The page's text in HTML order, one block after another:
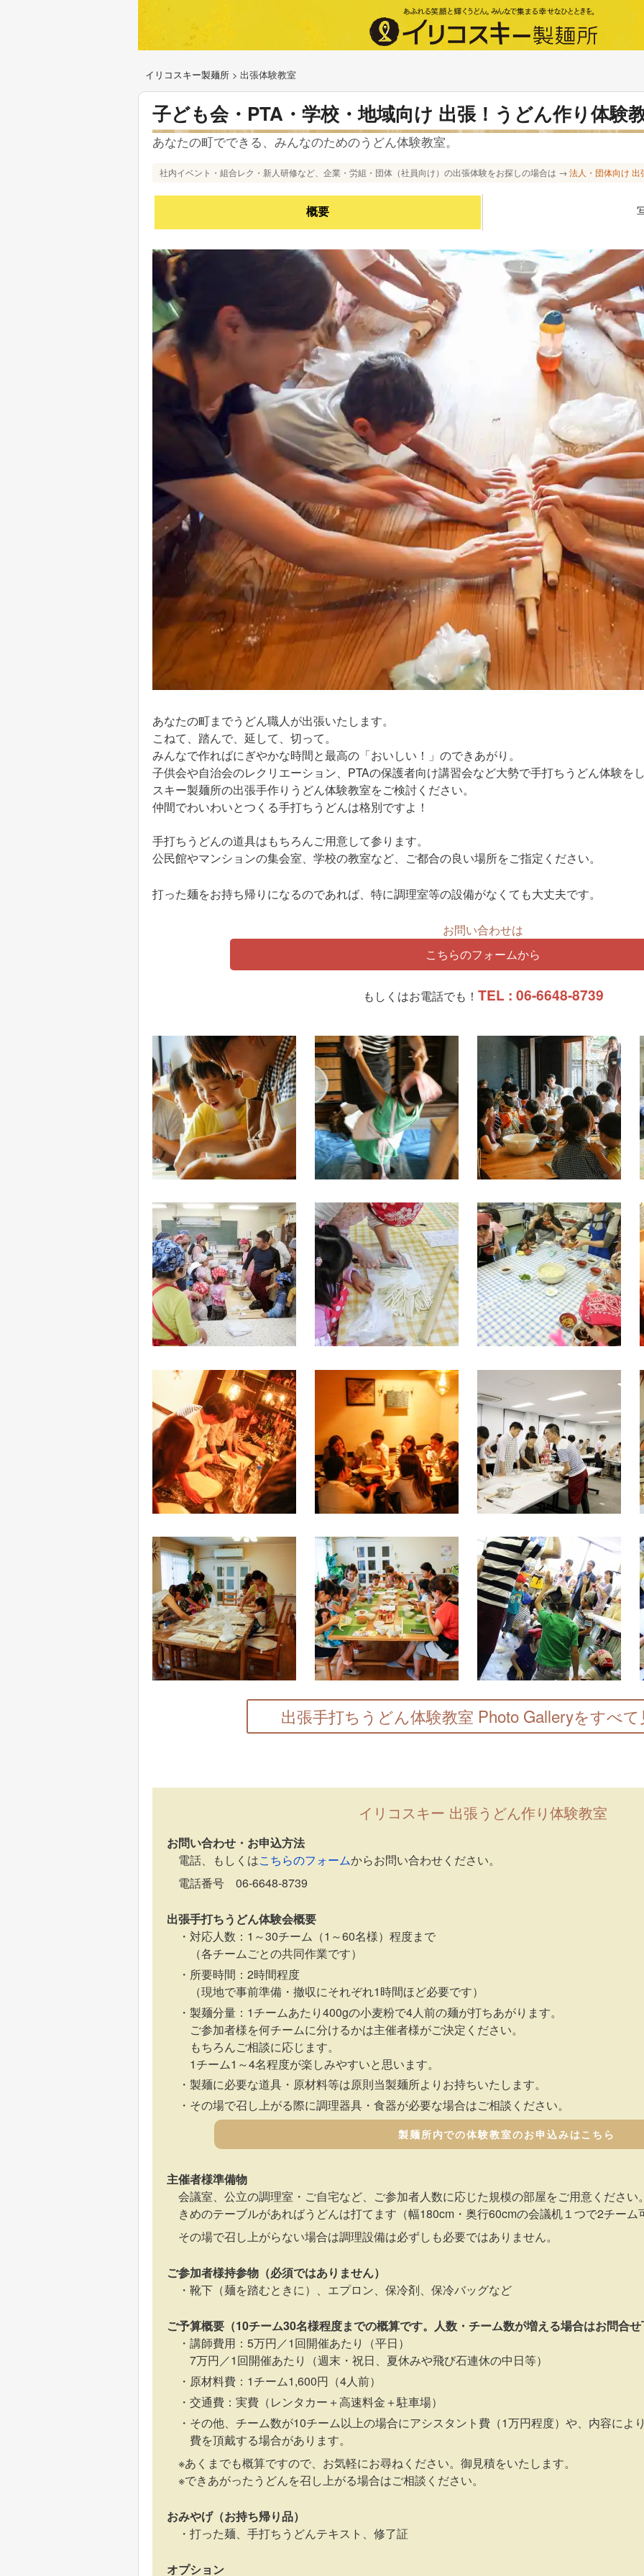
イリコスキー製麺所 > 出張体験教室
子ども会・PTA・学校・地域向け 出張！うどん作り体験
あなたの町でできる、みんなのためのうどん体験教室。
社内イベント・組合レク・新人研修など、企業・労組・団体（社員向け）の出張体験をお探しの場合は →法人・団体向け
概要
あなたの町までうどん職人が出張いたします。
こねて、踏んで、延して、切って。
みんなで作ればにぎやかな時間と最高の「おいしい！」のできあがり。
子供会や自治会のレクリエーション、PTAの保護者向け講習会など大勢で手打ちうどん体験を
スキー製麺所の出張手作りうどん体験教室をご検討ください。
仲間でわいわいとつくる手打ちうどんは格別ですよ！
手打ちうどんの道具はもちろんご用意して参ります。
公民館やマンションの集会室、学校の教室など、ご都合の良い場所をご指定ください。
打った麺をお持ち帰りになるのであれば、特に調理室等の設備がなくても大丈夫です。
お問い合わせは
こちらのフォームから
もしくはお電話でも！ TEL : 06-6648-8739
出張手打ちうどん体験教室 Photo Galleryをすべ
イリコスキー 出張うどん作り体験教室
お問い合わせ・お申込方法
電話、もしくはこちらのフォームからお問い合わせください。
電話番号 06-6648-8739
出張手打ちうどん体験会概要
対応人数：1～30チーム（1～60名様）程度まで
（各チームごとの共同作業です）
所要時間：2時間程度
（現地で事前準備・撤収にそれぞれ1時間ほど必要です）
製麺分量：1チームあたり400gの小麦粉で4人前の麺が打ちあがります。
ご参加者様を何チームに分けるかは主催者様がご決定ください。
もちろんご相談に応じます。
1チーム1～4名程度が楽しみやすいと思います。
製麺に必要な道具・原材料等は原則当製麺所よりお持ちいたします。
その場で召し上がる際に調理器具・食器が必要な場合はご相談ください。
製麺所内での体験教室のお申込みはこちら
主催者様準備物
会議室、公立の調理室・ご自宅など、ご参加者人数に応じた規模の部屋をご用意くださ
きめのテーブルがあればうどんは打てます（幅180cm・奥行60cmの会議机１つで2チーム
その場で召し上がらない場合は調理設備は必ずしも必要ではありません。
ご参加者様持参物（必須ではありません）
靴下（麺を踏むときに）、エプロン、保冷剤、保冷バッグなど
ご予算概要（10チーム30名様程度までの概算です。人数・チーム数が増える場合はお問合
講師費用：5万円／1回開催あたり（平日）
7万円／1回開催あたり（週末・祝日、夏休みや飛び石連休の中日等）
原材料費：1チーム1,600円（4人前）
交通費：実費（レンタカー＋高速料金＋駐車場）
その他、チーム数が10チーム以上の場合にアシスタント費（1万円程度）や、内容によ
費を頂戴する場合があります。
※あくまでも概算ですので、お気軽にお尋ねください。御見積をいたします。
※できあがったうどんを召し上がる場合はご相談ください。
おみやげ（お持ち帰り品）
打った麺、手打ちうどんテキスト、修了証
オプション